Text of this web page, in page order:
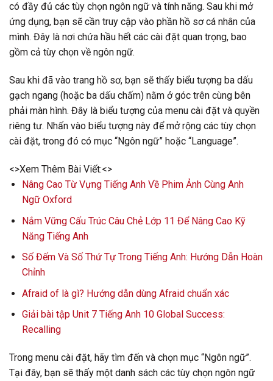
có đầy đủ các tùy chọn ngôn ngữ và tính năng. Sau khi mở
ứng dụng, bạn sẽ cần truy cập vào phần hồ sơ cá nhân của
mình. Đây là nơi chứa hầu hết các cài đặt quan trọng, bao
gồm cả tùy chọn về ngôn ngữ.
Sau khi đã vào trang hồ sơ, bạn sẽ thấy biểu tượng ba dấu
gạch ngang (hoặc ba dấu chấm) nằm ở góc trên cùng bên
phải màn hình. Đây là biểu tượng của menu cài đặt và quyền
riêng tư. Nhấn vào biểu tượng này để mở rộng các tùy chọn
cài đặt, trong đó có mục “Ngôn ngữ” hoặc “Language”.
<>Xem Thêm Bài Viết:<>
Nâng Cao Từ Vựng Tiếng Anh Về Phim Ảnh Cùng Anh
Ngữ Oxford
Nắm Vững Cấu Trúc Câu Chẻ Lớp 11 Để Nâng Cao Kỹ
Năng Tiếng Anh
Số Đếm Và Số Thứ Tự Trong Tiếng Anh: Hướng Dẫn Hoàn
Chỉnh
Afraid of là gì? Hướng dẫn dùng Afraid chuẩn xác
Giải bài tập Unit 7 Tiếng Anh 10 Global Success:
Recalling
Trong menu cài đặt, hãy tìm đến và chọn mục “Ngôn ngữ”.
Tại đây, bạn sẽ thấy một danh sách các tùy chọn ngôn ngữ